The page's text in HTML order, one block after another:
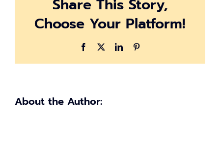
งบ
3
ล้าน
โค
Share This Story,
Choose Your Platform!
Facebook LinkedIn
About the Author: